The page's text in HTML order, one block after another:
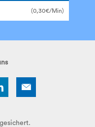
(0,30€/Min)